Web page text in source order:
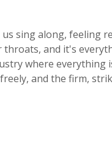
sing along, feeling
throats, and it's
where everything
and the firm,